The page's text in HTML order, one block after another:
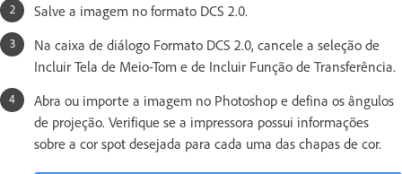
Salve a imagem no formato DCS 2.0.
Na caixa de diálogo Formato DCS 2.0, cancele a seleção de
Incluir Tela de Meio-Tom e de Incluir Função de Transferência.
Abra ou importe a imagem no Photoshop e defina os ângulos
de projeção. Verifique se a impressora possui informações
sobre a cor spot desejada para cada uma das chapas de cor.